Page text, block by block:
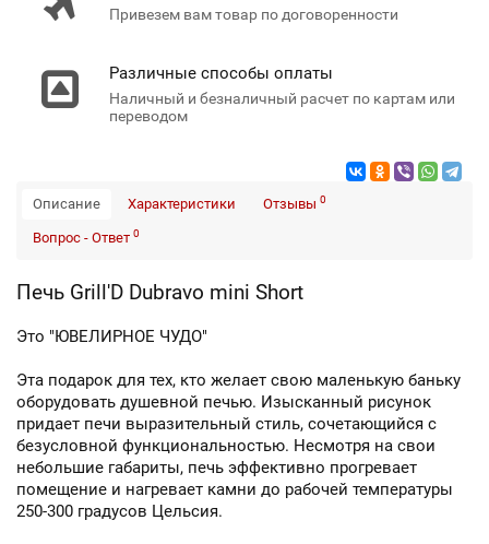
Привезем вам товар по договоренности
Различные способы оплаты
Наличный и безналичный расчет по картам или
переводом
Описание Характеристики Отзывы 0
Вопрос - Ответ 0
Печь Grill'D Dubravo mini Short
Это "ЮВЕЛИРНОЕ ЧУДО"
Эта подарок для тех, кто желает свою маленькую баньку
оборудовать душевной печью. Изысканный рисунок
придает печи выразительный стиль, сочетающийся с
безусловной функциональностью. Несмотря на свои
небольшие габариты, печь эффективно прогревает
помещение и нагревает камни до рабочей температуры
250-300 градусов Цельсия.